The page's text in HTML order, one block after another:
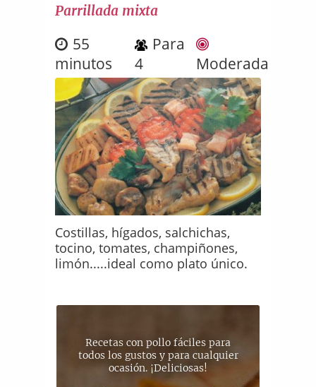
Parrillada mixta
55
minutos
Para
4
Moderada
Costillas, hígados, salchichas,
tocino, tomates, champiñones,
limón.....ideal como plato único.
Recetas con pollo fáciles para
todos los gustos y para cualquier
ocasión. ¡Deliciosas!